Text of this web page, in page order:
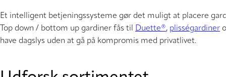
Et intelligent betjeningssysteme gør det muligt at placere
Top down / bottom up gardiner fås til
Duette®, plisségardiner
have dagslys uden at gå på kompromis med privatlivet.